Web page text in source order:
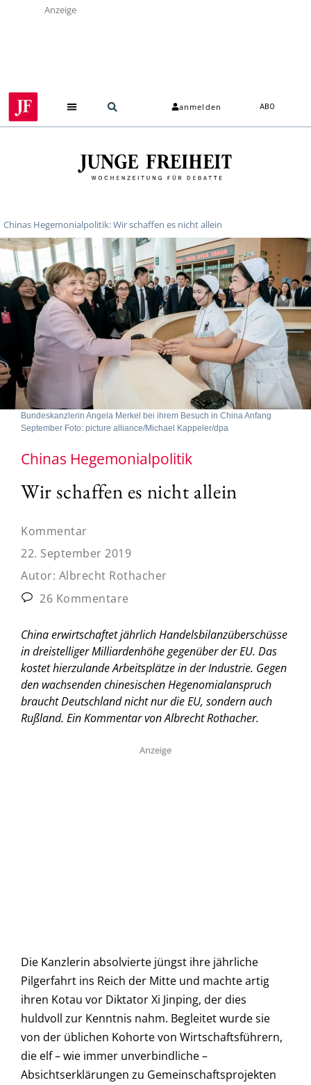
Anzeige
anmelden ABO
Chinas Hegemonialpolitik: Wir schaffen es nicht allein
Bundeskanzlerin Angela Merkel bei ihrem Besuch in China Anfang
September Foto: picture alliance/Michael Kappeler/dpa
Chinas Hegemonialpolitik
Wir schaffen es nicht allein
Kommentar
22. September 2019
Autor: Albrecht Rothacher
26 Kommentare
China erwirtschaftet jährlich Handelsbilanzüberschüsse
in dreistelliger Milliardenhöhe gegenüber der EU. Das
kostet hierzulande Arbeitsplätze in der Industrie. Gegen
den wachsenden chinesischen Hegenomialanspruch
braucht Deutschland nicht nur die EU, sondern auch
Rußland. Ein Kommentar von Albrecht Rothacher.
Anzeige
Die Kanzlerin absolvierte jüngst ihre jährliche
Pilgerfahrt ins Reich der Mitte und machte artig
ihren Kotau vor Diktator Xi Jinping, der dies
huldvoll zur Kenntnis nahm. Begleitet wurde sie
von der üblichen Kohorte von Wirtschaftsführern,
die elf – wie immer unverbindliche –
Absichtserklärungen zu Gemeinschaftsprojekten